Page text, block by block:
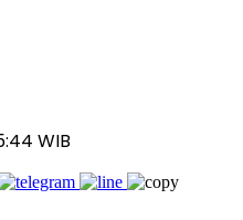
WIB